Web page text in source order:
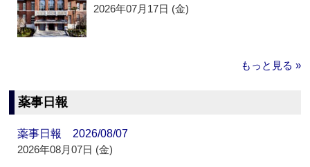
2026年07月17日 (金)
もっと見る »
薬事日報
薬事日報 2026/08/07
2026年08月07日 (金)